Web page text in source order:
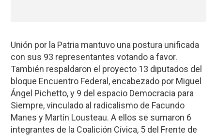
Unión por la Patria mantuvo una postura unificada
con sus 93 representantes votando a favor.
También respaldaron el proyecto 13 diputados del
bloque Encuentro Federal, encabezado por Miguel
Ángel Pichetto, y 9 del espacio Democracia para
Siempre, vinculado al radicalismo de Facundo
Manes y Martín Lousteau. A ellos se sumaron 6
integrantes de la Coalición Cívica, 5 del Frente de